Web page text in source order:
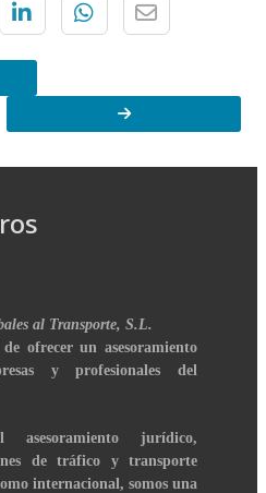
al Transporte, S.L.
ofrecer un asesoramiento
y profesionales del
asesoramiento jurídico,
de tráfico y transporte
internacional, somos una